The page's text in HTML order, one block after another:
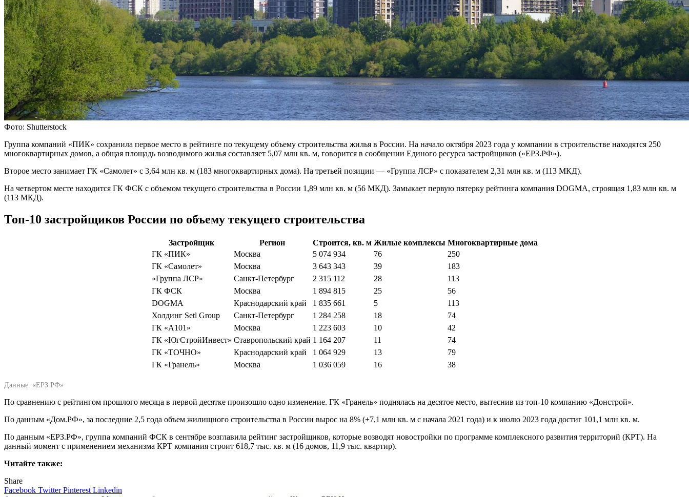
Фото: Shutterstock
Группа компаний «ПИК» сохранила первое место в рейтинге по текущему объему строительства жилья в России. На начало октября 2023 года у компании в строительстве находятся 250
многоквартирных домов, а общая площадь возводимого жилья составляет 5,07 млн кв. м, говорится в сообщении Единого ресурса застройщиков («ЕРЗ.РФ»).
Второе место занимает ГК «Самолет» с 3,64 млн кв. м (183 многоквартирных дома). На третьей позиции — «Группа ЛСР» с показателем 2,31 млн кв. м (113 МКД).
На четвертом месте находится ГК ФСК с объемом текущего строительства в России 1,89 млн кв. м (56 МКД). Замыкает первую пятерку рейтинга компания DOGMA, строящая 1,83 млн кв. м
(113 МКД).
Топ‑10 застройщиков России по объему текущего строительства
Застройщик Регион Строится, кв. м Жилые комплексы Многоквартирные дома
ГК «ПИК»
Москва 5 074 934 76
250
ГК «Самолет»
Москва 3 643 343 39
183
«Группа ЛСР»
Санкт-Петербург 2 315 112 28
113
ГК ФСК
Москва 1 894 815 25
56
DOGMA
Краснодарский край 1 835 661 5
113
Холдинг Setl Group
Санкт-Петербург 1 284 258 18
74
ГК «А101»
Москва 1 223 603 10
42
ГК «ЮгСтройИнвест» Ставропольский край 1 164 207 11
74
ГК «ТОЧНО»
Краснодарский край 1 064 929 13
79
ГК «Гранель»
Москва 1 036 059 16 38
Данные: «ЕРЗ.РФ»
По сравнению с рейтингом прошлого месяца в первой десятке произошло одно изменение. ГК «Гранель» поднялась на десятое место, вытеснив из топ-10 компанию «Донстрой».
По данным «Дом.РФ», за последние 2,5 года объем жилищного строительства в России вырос на 8% (+7,1 млн кв. м с начала 2021 года) и к июлю 2023 года достиг 101,1 млн кв. м.
По данным «ЕРЗ.РФ», группа компаний ФСК в сентябре возглавила рейтинг застройщиков, которые возводят новостройки по программе комплексного развития территорий (КРТ). На
данный момент с применением механизма КРТ компания строит 618,7 тыс. кв. м (16 домов, 11,9 тыс. квартир).
Читайте также:
Share
Facebook TwitterPinterest Linkedin